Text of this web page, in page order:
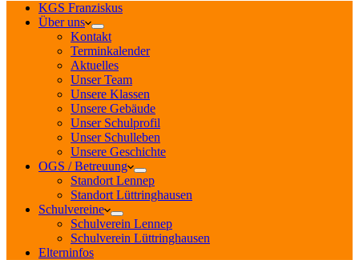
KGS Franziskus
Über uns
Kontakt
Terminkalender
Aktuelles
Unser Team
Unsere Klassen
Unsere Gebäude
Unser Schulprofil
Unser Schulleben
Unsere Geschichte
OGS / Betreuung
Standort Lennep
Standort Lüttringhausen
Schulvereine
Schulverein Lennep
Schulverein Lüttringhausen
Elterninfos